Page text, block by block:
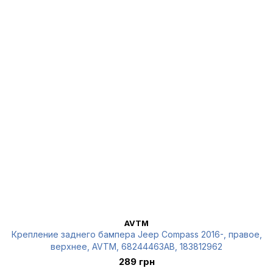
AVTM
Крепление заднего бампера Jeep Compass 2016-, правое,
верхнее, AVTM, 68244463AB, 183812962
289 грн